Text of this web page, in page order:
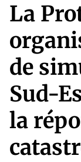
La
de
Sud-
la